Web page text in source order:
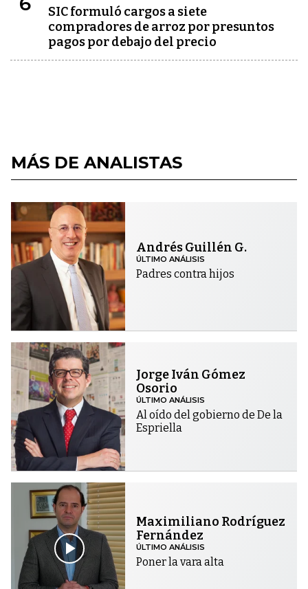
SIC formuló cargos a siete
compradores de arroz por presuntos
pagos por debajo del precio
MÁS DE ANALISTAS
Andrés Guillén G.
ÚLTIMO ANÁLISIS
Padres contra hijos
Jorge Iván Gómez
Osorio
ÚLTIMO ANÁLISIS
Al oído del gobierno de De la
Espriella
Maximiliano Rodríguez
Fernández
ÚLTIMO ANÁLISIS
Poner la vara alta